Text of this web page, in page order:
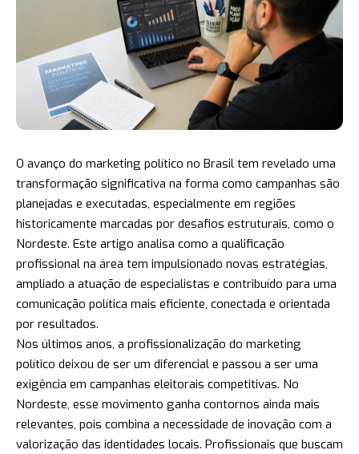
O avanço do marketing político no Brasil tem revelado uma
transformação significativa na forma como campanhas são
planejadas e executadas, especialmente em regiões
historicamente marcadas por desafios estruturais, como o
Nordeste. Este artigo analisa como a qualificação
profissional na área tem impulsionado novas estratégias,
ampliado a atuação de especialistas e contribuído para uma
comunicação política mais eficiente, conectada e orientada
por resultados.
Nos últimos anos, a profissionalização do marketing
político deixou de ser um diferencial e passou a ser uma
exigência em campanhas eleitorais competitivas. No
Nordeste, esse movimento ganha contornos ainda mais
relevantes, pois combina a necessidade de inovação com a
valorização das identidades locais. Profissionais que buscam